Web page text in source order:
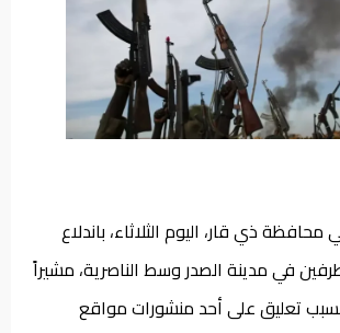
ذي قار، اليوم الثلاثاء، باندلاع
في مدينة الصدر وسط الناصرية، مشيراً
تعليق على أحد منشورات مواقع